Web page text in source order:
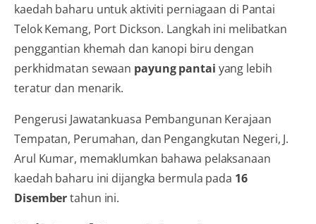
kaedah baharu untuk aktiviti perniagaan di Pantai
Telok Kemang, Port Dickson. Langkah ini melibatkan
penggantian khemah dan kanopi biru dengan
perkhidmatan sewaan payung pantai yang lebih
teratur dan menarik.
Pengerusi Jawatankuasa Pembangunan Kerajaan
Tempatan, Perumahan, dan Pengangkutan Negeri, J.
Arul Kumar, memaklumkan bahawa pelaksanaan
kaedah baharu ini dijangka bermula pada 16
Disembertahun ini.